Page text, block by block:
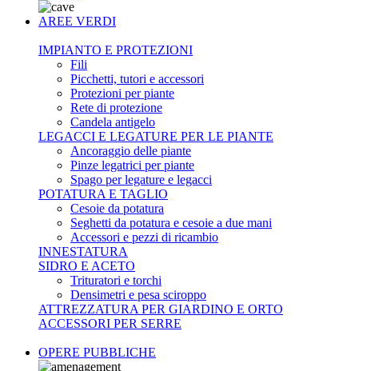
AREE VERDI
IMPIANTO E PROTEZIONI
Fili
Picchetti, tutori e accessori
Protezioni per piante
Rete di protezione
Candela antigelo
LEGACCI E LEGATURE PER LE PIANTE
Ancoraggio delle piante
Pinze legatrici per piante
Spago per legature e legacci
POTATURA E TAGLIO
Cesoie da potatura
Seghetti da potatura e cesoie a due mani
Accessori e pezzi di ricambio
INNESTATURA
SIDRO E ACETO
Trituratori e torchi
Densimetri e pesa sciroppo
ATTREZZATURA PER GIARDINO E ORTO
ACCESSORI PER SERRE
OPERE PUBBLICHE